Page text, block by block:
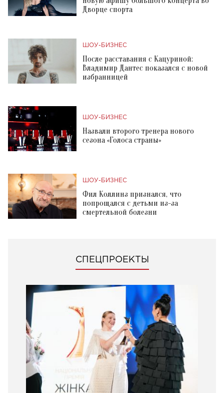
Дворце спорта
ШОУ-БИЗНЕС
После расставания с Кацуриной:
Владимир Дантес показался с новой
избранницей
ШОУ-БИЗНЕС
Назвали второго тренера нового
сезона «Голоса страны»
ШОУ-БИЗНЕС
Фил Коллинз признался, что
попрощался с детьми из-за
смертельной болезни
СПЕЦПРОЕКТЫ